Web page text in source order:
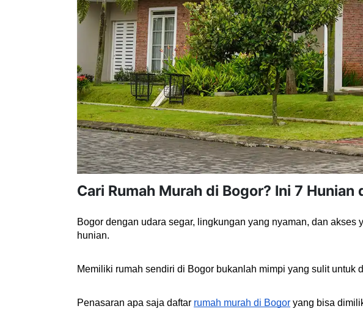
Cari Rumah Murah di Bogor? Ini 7
Bogor dengan udara segar, lingkungan yang nyaman, dan
hunian.
Memiliki rumah sendiri di Bogor bukanlah mimpi yang sulit
Penasaran apa saja daftar rumah murah di Bogor yang bisa